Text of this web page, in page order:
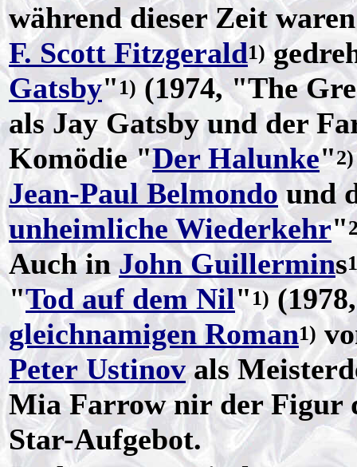
während dieser Zeit
F. Scott Fitzgerald1)
Gatsby"1) (1974, "The
als Jay Gatsby und der
Komödie "Der Halunke"2)
Jean-Paul Belmondound
unheimliche Wiederkehr"
Auch in John Guillermins
"Tod auf dem Nil"1)
gleichnamigen Roman1)
Peter Ustinovals
Mia Farrow nir der Figur
Star-Aufgebot.